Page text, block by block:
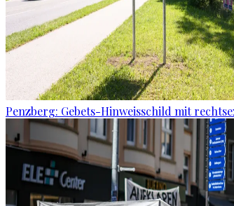
Penzberg: Gebets-Hinweisschild mit